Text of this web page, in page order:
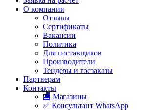
О компании
Отзывы
Сертификаты
Вакансии
Политика
Для поставщиков
Производители
Тендеры и госзаказы
Партнерам
Контакты
🏬 Магазины
✅️ Консультант WhatsApp